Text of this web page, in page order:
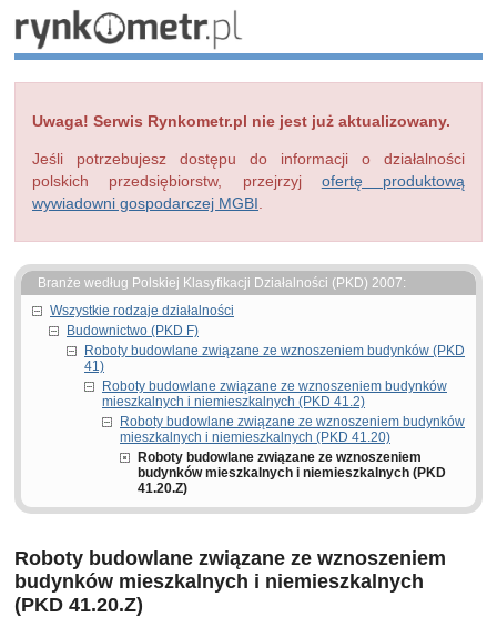
Uwaga! Serwis Rynkometr.pl nie jest już aktualizowany.
Jeśli potrzebujesz dostępu do informacji o działalności
polskich przedsiębiorstw, przejrzyj ofertę produktową
wywiadowni gospodarczej MGBI
Branże według Polskiej Klasyfikacji Działalności (PKD) 2007:
Wszystkie rodzaje działalności
Budownictwo (PKD F)
Roboty budowlane związane ze wznoszeniem budynków (PKD
41)
Roboty budowlane związane ze wznoszeniem budynków
mieszkalnych i niemieszkalnych (PKD 41.2)
Roboty budowlane związane ze wznoszeniem budynków
mieszkalnych i niemieszkalnych (PKD 41.20)
Roboty budowlane związane ze wznoszeniem
budynków mieszkalnych i niemieszkalnych (PKD
41.20.Z)
Roboty budowlane związane ze wznoszeniem
budynków mieszkalnych i niemieszkalnych
(PKD 41.20.Z)